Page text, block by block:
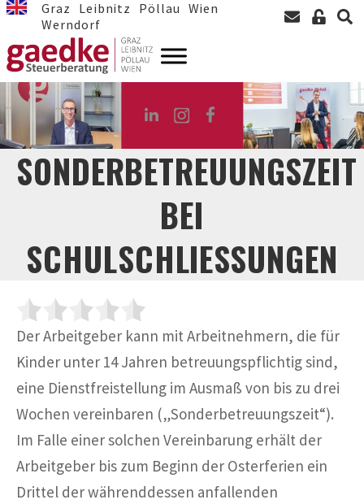
Graz Leibnitz Pöllau Wien
Werndorf
SONDERBETREUUNGSZEIT
BEI
SCHULSCHLIESSUNGEN
Der Arbeitgeber kann mit Arbeitnehmern, die für
Kinder unter 14 Jahren betreuungspflichtig sind,
eine Dienstfreistellung im Ausmaß von bis zu drei
Wochen vereinbaren („Sonderbetreuungszeit“).
Im Falle einer solchen Vereinbarung erhält der
Arbeitgeber bis zum Beginn der Osterferien ein
Drittel der währenddessen anfallenden